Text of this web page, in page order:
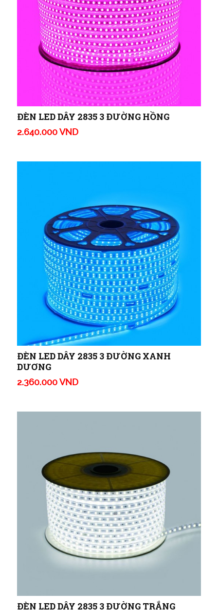
ĐÈN LED DÂY 2835 3 ĐƯỜNG HỒNG
2.640.000 VND
ĐÈN LED DÂY 2835 3 ĐƯỜNG XANH
DƯƠNG
2.360.000 VND
ĐÈN LED DÂY 2835 3 ĐƯỜNG TRẮNG